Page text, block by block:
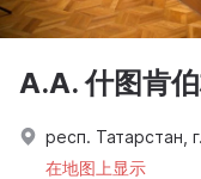
A.A. 什图肯
респ. Татарстан,
在地图上显示